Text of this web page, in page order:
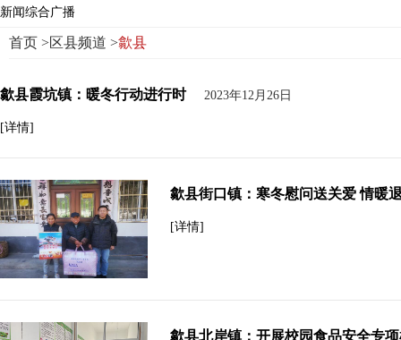
新闻综合广播
首页>区县频道 >歙县
歙县霞坑镇：暖冬行动进行时 2023年12月26日
[详情]
歙县街口镇：寒冬慰问送关爱 情暖
[详情]
歙县北岸镇：开展校园食品安全专